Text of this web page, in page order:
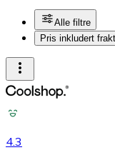
Alle filtre
Pris inkludert frakt
4.3